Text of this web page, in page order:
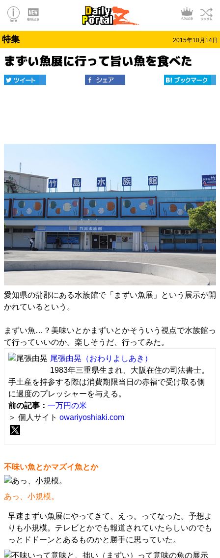
特集 2015年10月14日
まずい魚展に行って旨い魚を食べた
愛知県の蒲郡にある水族館で「まずい魚展」という展示が開
かれているという。
まずい魚…？美味いとかまずいとかそういう視点で水族館っ
て行っていいのか。楽しそうだ、行ってみた。
尾張由晃 （おわりよしあき）
1983年三重県生まれ、大阪在住の司法書士。
手土産を持参する際は消費期限当日の赤福で受け取る側
に過度のプレッシャーを与える。
前の記事： 一万円の米
＞ 個人サイト owariyoshiaki.com
不味い魚とかマズイ魚とか
あっ、小規模。
早速まずい魚展にやってきて、えっ。ってなった。予想よ
りも小規模。テレビとかでも報道されていたらしいのでも
っとドドーンとあるものかと勝手に思っていた。